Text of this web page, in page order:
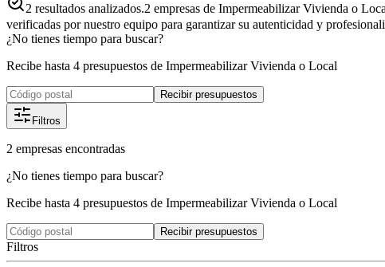
2 resultados analizados.2 empresas de Impermeabilizar Vivienda o
verificadas por nuestro equipo para garantizar su autenticidad y
¿No tienes tiempo para buscar?
Recibe hasta 4 presupuestos de Impermeabilizar Vivienda o Local
Recibir presupuestos
Filtros
2 empresas encontradas
¿No tienes tiempo para buscar?
Recibe hasta 4 presupuestos de Impermeabilizar Vivienda o Local
Recibir presupuestos
Filtros